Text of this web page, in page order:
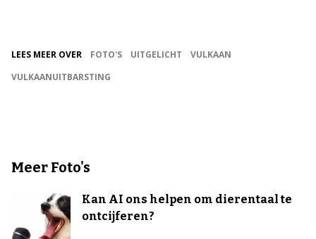
LEES MEER OVER FOTO'S UITGELICHT
VULKAAN
VULKAANUITBARSTING
Meer Foto's
Kan AI ons helpen om dierentaal te
ontcijferen?